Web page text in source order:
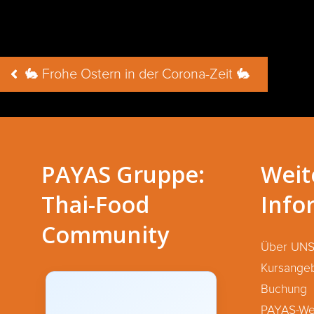
Beitragsnavigation
🐇 Frohe Ostern in der Corona-Zeit 🐇
PAYAS Gruppe:
Thai-Food
Community
Über UNS
Buchung
PAYAS-